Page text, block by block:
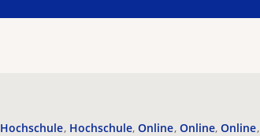
Hochschule Hochschule Online Online Online